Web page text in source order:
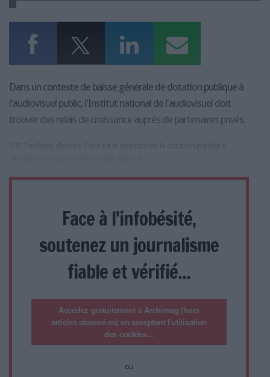
Dans un contexte de baisse générale de dotation publique à
l'audiovisuel public, l'Institut national de l'audiovisuel doit
trouver des relais de croissance auprès de partenaires privés.
Face à l'infobésité,
soutenez un journalisme
fiable et vérifié...
Accédez gratuitement à Archimag (hors
articles abonné·es) en acceptant l'utilisation
des cookies...
ou